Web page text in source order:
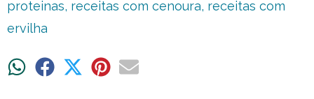
proteinas, receitas com cenoura, receitas com
ervilha
ShareShare ShareShareShare